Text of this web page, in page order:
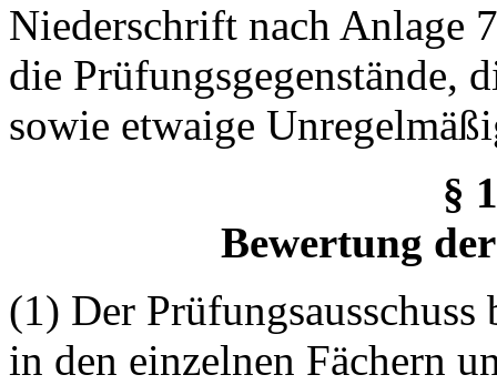
Niederschrift nach Anlage
die Prüfungsgegenstände,
sowie etwaige
§
Bewertung
(1) Der
in den einzelnen Fächern